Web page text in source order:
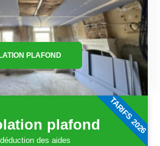
PLAFOND
plafond
des aides
TARIFS 2026